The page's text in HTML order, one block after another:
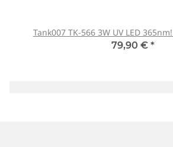
Tank007 TK-566 3W UV LED
79,90 € *